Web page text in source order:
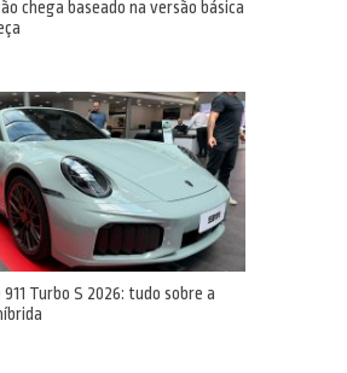
chega baseado na versão básica
Turbo S 2026: tudo sobre a